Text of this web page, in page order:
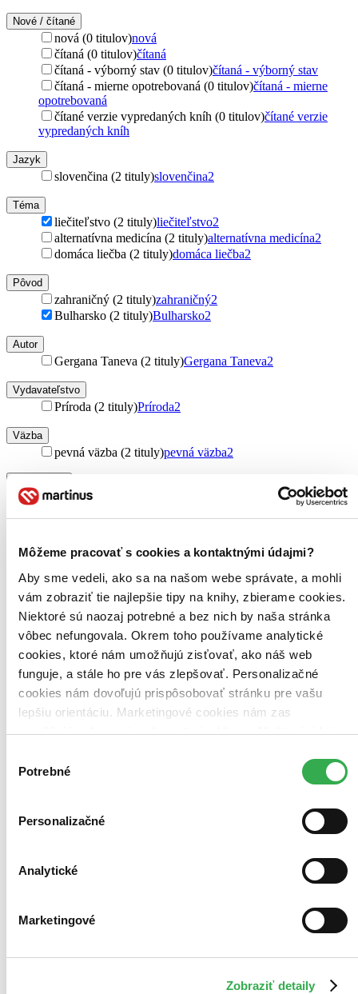
Môžeme pracovať s cookies a kontaktnými údajmi?
Aby sme vedeli, ako sa na našom webe správate, a mohli
vám zobraziť tie najlepšie tipy na knihy, zbierame cookies.
Niektoré sú naozaj potrebné a bez nich by naša stránka
vôbec nefungovala. Okrem toho používame analytické
cookies, ktoré nám umožňujú zisťovať, ako náš web
funguje, a stále ho pre vás zlepšovať. Personalizačné
cookies nám dovoľujú prispôsobovať stránku pre vašu
lepšiu orientáciu. Marketingové cookies nám zas
umožňujú zobrazenie relevantnej reklamy. Niektoré údaje
keby sme mohli používať všetky tieto cookies. Ďakujeme!
súhlasu
Potrebné
Personalizačné
Analytické
Marketingové
Zobraziť detaily
Nové / čítané
nová (0 titulov)nová
čítaná (0 titulov)čítaná
čítaná - výborný stav (0 titulov)čítaná - výborný stav
čítaná - mierne opotrebovaná (0 titulov)čítaná - mierne
opotrebovaná
čítané verzie vypredaných kníh (0 titulov)čítané verzie
vypredaných kníh
Jazyk
slovenčina (2 tituly)slovenčina2
Téma
liečiteľstvo (2 tituly)liečiteľstvo2
alternatívna medicína (2 tituly)alternatívna medicína2
domáca liečba (2 tituly)domáca liečba2
Pôvod
zahraničný (2 tituly)zahraničný2
Bulharsko (2 tituly)Bulharsko2
Autor
Gergana Taneva (2 tituly)Gergana Taneva2
Vydavateľstvo
Príroda (2 tituly)Príroda2
Väzba
pevná väzba (2 tituly)pevná väzba2
Zoradiť
Bestsellery
Top hodnotené
Novinky
Najdrahšie
Najlacnejšie
Najvyššia zľava
Zrušiť filtre
S bulharským pôvodomNa tému liečiteľstvo